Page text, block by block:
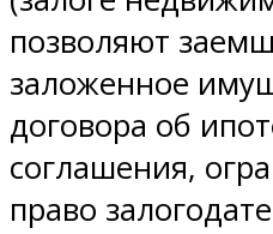
позволяют
заложенное
договора об
соглашения,
право